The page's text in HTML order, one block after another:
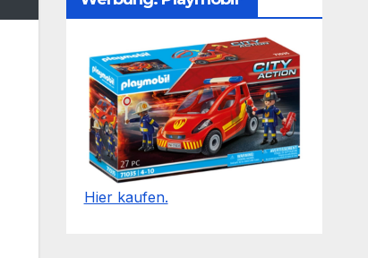
Hier kaufen.